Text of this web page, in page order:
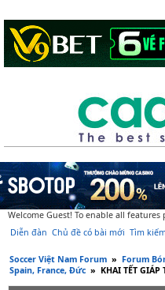
Welcome Guest! To enable all features
Diễn đàn Chủ đề có bài mới Tìm kiếm
Soccer Việt Nam Forum » Forum
Spain, France, Đức » KHAI TẾT